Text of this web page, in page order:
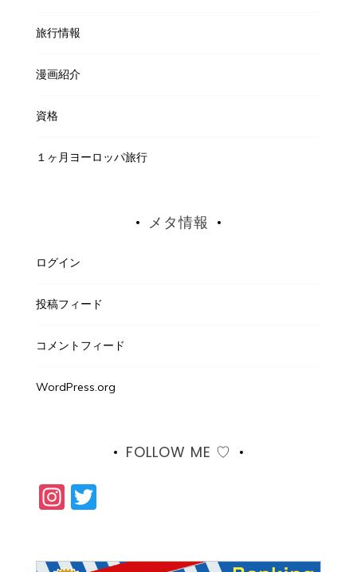
旅行情報
漫画紹介
資格
１ヶ月ヨーロッパ旅行
メタ情報
ログイン
投稿フィード
コメントフィード
WordPress.org
FOLLOW ME ♡
Instagram
Twitter